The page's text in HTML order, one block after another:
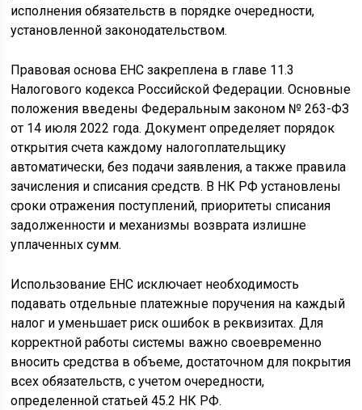
исполнения обязательств в порядке очередности,
установленной законодательством.
Правовая основа ЕНС закреплена в главе 11.3
Налогового кодекса Российской Федерации. Основные
положения введены Федеральным законом № 263-ФЗ
от 14 июля 2022 года. Документ определяет порядок
открытия счета каждому налогоплательщику
автоматически, без подачи заявления, а также правила
зачисления и списания средств. В НК РФ установлены
сроки отражения поступлений, приоритеты списания
задолженности и механизмы возврата излишне
уплаченных сумм.
Использование ЕНС исключает необходимость
подавать отдельные платежные поручения на каждый
налог и уменьшает риск ошибок в реквизитах. Для
корректной работы системы важно своевременно
вносить средства в объеме, достаточном для покрытия
всех обязательств, с учетом очередности,
определенной статьей 45.2 НК РФ.